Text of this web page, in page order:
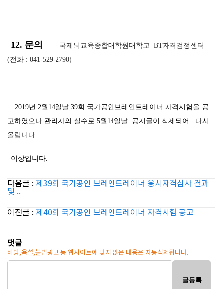
12. 문의
국제뇌교육종합대학원대학교 BT자격검정센터
(전화 : 041-529-2790)
2019년 2월14일날 39회 국가공인브레인트레이너 자격시험을 공
고하였으나 관리자의 실수로 5월14일날 공지글이 삭제되어 다시
올립니다.
이상입니다.
다음글 : 제39회 국가공인 브레인트레이너 응시자격심사 결과
및 ..
이전글 : 제40회 국가공인 브레인트레이너 자격시험 공고
댓글
비방,욕설,불법광고 등 웹사이트에 맞지 않은 내용은 자동삭제됩니다.
글등록